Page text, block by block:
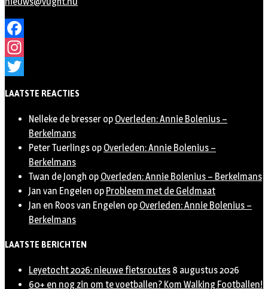
Facebook
Instagram
LAATSTE REACTIES
Nelleke de bresser op Overleden: Annie Bolenius –
Berkelmans
Peter Tuerlings op Overleden: Annie Bolenius –
Berkelmans
Twan de Jongh op Overleden: Annie Bolenius – Berkelmans
Jan van Engelen op Probleem met de Geldmaat
Jan en Roos van Engelen op Overleden: Annie Bolenius –
Berkelmans
LAATSTE BERICHTEN
Leyetocht 2026: nieuwe fietsroutes 8 augustus 2026
60+ en nog zin om te voetballen? Kom Walking Footballen!